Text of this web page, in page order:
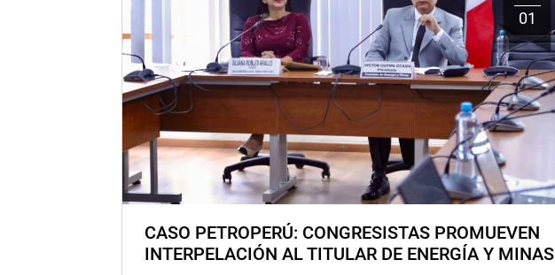
01
CASO PETROPERÚ: CONGRESISTAS PROMUEVEN
INTERPELACIÓN AL TITULAR DE ENERGÍA Y MINAS